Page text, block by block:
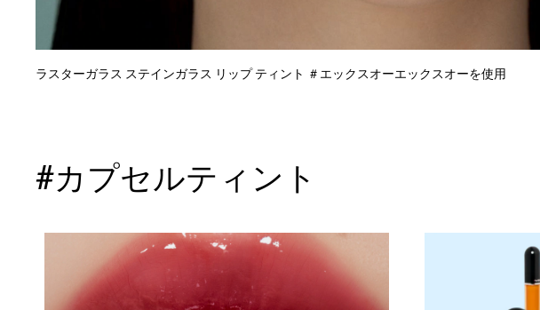
ラスターガラス ステインガラス リップ ティント ＃エックスオーエックスオーを使用
#カプセルティント